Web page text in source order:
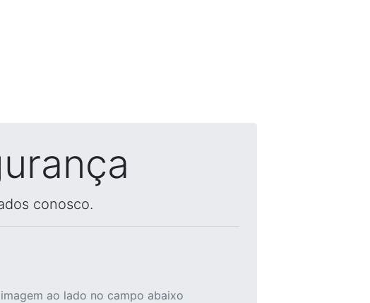
conosco.
ao lado no campo abaixo